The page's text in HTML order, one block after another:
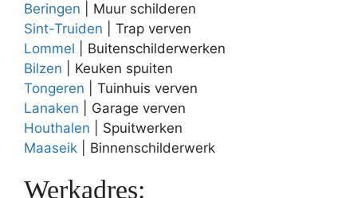
Beringen | Muur schilderen
Sint-Truiden | Trap verven
Lommel | Buitenschilderwerken
Bilzen | Keuken spuiten
Tongeren | Tuinhuis verven
Lanaken | Garage verven
Houthalen | Spuitwerken
Maaseik | Binnenschilderwerk
Werkadres: